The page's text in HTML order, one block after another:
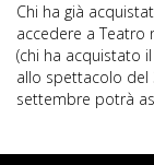
Chi ha già
accedere a
(chi ha acquistato
allo spettacolo del
settembre potrà